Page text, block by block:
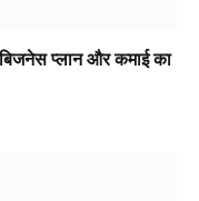
प्लान और कमाई का